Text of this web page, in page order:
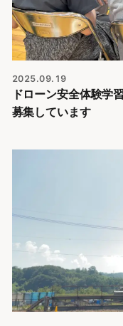
2025.09.19
ドローン安全体験
募集しています